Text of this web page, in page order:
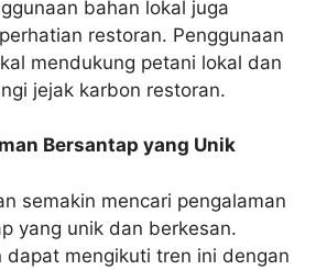
bahan lokal juga
restoran. Penggunaan
mendukung petani lokal dan
jejak karbon restoran.
Bersantap yang Unik
semakin mencari pengalaman
yang unik dan berkesan.
dapat mengikuti tren ini dengan